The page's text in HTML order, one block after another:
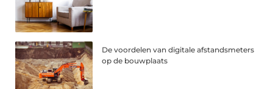
De voordelen van digitale afstandsmeters
op de bouwplaats